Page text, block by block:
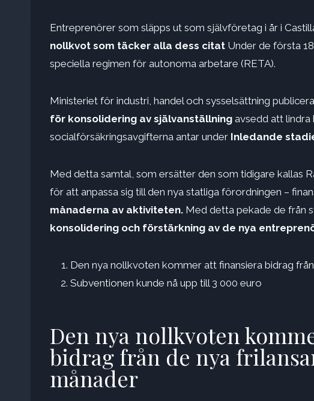
Entreprenörer som släpps ut som självföretag i år i
nollkvot som täcker alla dess citat Under de första
speciella regimen för autonoma arbetare (RETA).
Ministeriet för industri, handel och sysselsättning
för konsolidering av självanställning avsedd att
socialförsäkringsavgifterna antar under Inledande
Med detta samtal, som ersätter den som tidigare kallas
för att anpassa sig till den nya statliga förordningen –
månaderna av aktiviteten. Med detta pekade de från
konsolidering och förstärkning av de nya
Den nya nollkvoten kommer att finansiera bidrag
Subventionen kunde nå upp till 3 000 euro
Den nya nollkvoten
bidrag från de nya
månader